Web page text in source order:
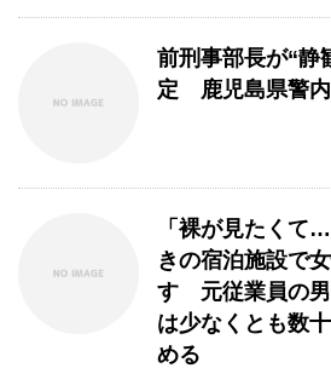
前刑事部長が“静
定 鹿児島県警
「裸が見たく
きの宿泊施設で
す 元従業員の
は少なくとも数
める